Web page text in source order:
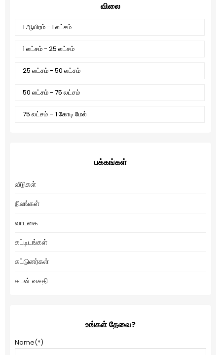
விலை
1 ஆயிரம் - 1 லட்சம்
1 லட்சம் - 25 லட்சம்
25 லட்சம் - 50 லட்சம்
50 லட்சம் - 75 லட்சம்
75 லட்சம் – 1 கோடி மேல்
பக்கங்கள்
வீடுகள்
நிலங்கள்
வாடகை
கட்டிடங்கள்
கட்டுனர்கள்
கடன் வசதி
உங்கள் தேவை?
Name(*)